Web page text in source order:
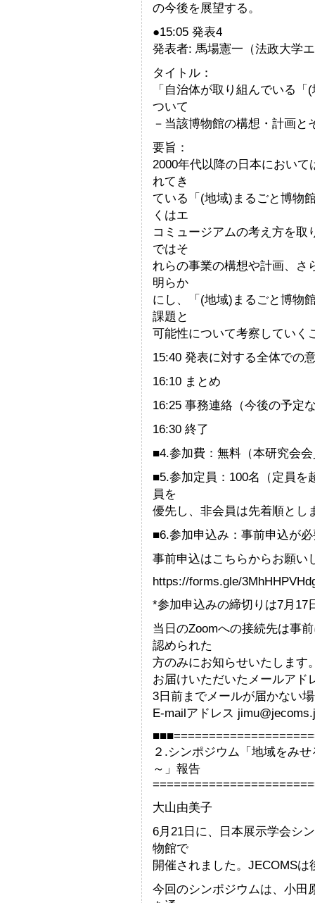
の今後を展望する。
●15:05 発表4
発表者: 馬場憲一（法政大学
タイトル：
「自治体が取り組んでいる
ついて
－当該博物館の構想・計画
要旨：
2000年代以降の日本におい
れてき
ている「(地域)まるごと博物
くはエ
コミュージアムの考え方を取
ではそ
れらの事業の構想や計画、さ
明らか
にし、「(地域)まるごと博物
課題と
可能性について考察していく
15:40 発表に対する全体での
16:10 まとめ
16:25 事務連絡（今後の予定
16:30 終了
■4.参加費：無料（本研究会
■5.参加定員：100名（定員を
員を
優先し、非会員は先着順とし
■6.参加申込み：事前申込が
事前申込はこちらからお願い
https://forms.gle/
*参加申込みの締切りは7月17
当日のZoomへの接続先は事
認められた
方のみにお知らせいたします
お届けいただいたメールアド
3日前までメールが届かない
E-mailアドレス
２.シンポジウム「地域をみ
～」報告
大山由美子
6月21日に、日本展示学会シ
物館で
開催されました。JECOMS
今回のシンポジウムは、小田